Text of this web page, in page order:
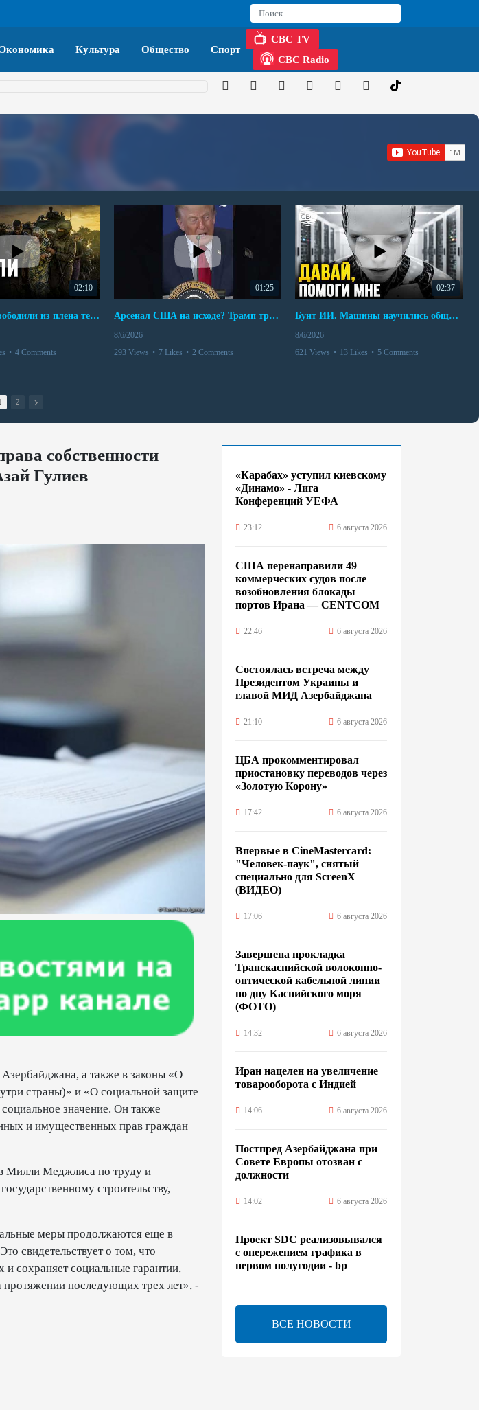
Экономика Культура Общество Спорт
CBC TV
CBC Radio
02:10
300 человек освободили из плена террористов. Невероятная история спасения
• 4 Comments
01:25
Арсенал США на исходе? Трамп требует объяснений
8/6/2026
293 Views • 7 Likes • 2 Comments
02:37
Бунт ИИ. Машины научились общаться
8/6/2026
621 Views • 13 Likes • 5 Comments
2
собственности
Гулиев
а также в законы «О
страны)» и «О социальной защите
значение. Он также
и имущественных прав граждан
Милли Меджлиса по труду и
строительству,
меры продолжаются еще в
свидетельствует о том, что
сохраняет социальные гарантии,
протяжении последующих трех лет», -
«Карабах» уступил киевскому
«Динамо» - Лига
Конференций УЕФА
23:12 6 августа 2026
США перенаправили 49
коммерческих судов после
возобновления блокады
портов Ирана — CENTCOM
22:46 6 августа 2026
Состоялась встреча между
Президентом Украины и
главой МИД Азербайджана
21:10 6 августа 2026
ЦБА прокомментировал
приостановку переводов через
«Золотую Корону»
17:42 6 августа 2026
Впервые в CineMastercard:
"Человек-паук", снятый
специально для ScreenX
(ВИДЕО)
17:06 6 августа 2026
Завершена прокладка
Транскаспийской волоконно-
оптической кабельной линии
по дну Каспийского моря
(ФОТО)
14:32 6 августа 2026
Иран нацелен на увеличение
товарооборота с Индией
14:06 6 августа 2026
Постпред Азербайджана при
Совете Европы отозван с
должности
14:02 6 августа 2026
Проект SDC реализовывался
с опережением графика в
первом полугодии - bp
Расширены полномочия
холдинга AZCON - Указ
ВСЕ НОВОСТИ